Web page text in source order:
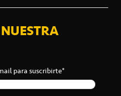
para suscribirte*